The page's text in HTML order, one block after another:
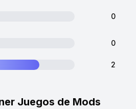
Juegos de Mods
0
0
2